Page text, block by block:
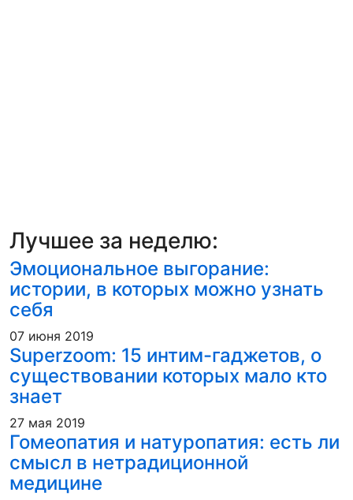
Лучшее за неделю:
Эмоциональное выгорание:
истории, в которых можно узнать
себя
07 июня 2019
Superzoom: 15 интим-гаджетов, о
существовании которых мало кто
знает
27 мая 2019
Гомеопатия и натуропатия: есть ли
смысл в нетрадиционной
медицине